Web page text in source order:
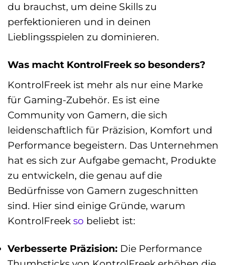
du brauchst, um deine Skills zu
perfektionieren und in deinen
Lieblingsspielen zu dominieren.
Was macht KontrolFreek so besonders?
KontrolFreek ist mehr als nur eine Marke
für Gaming-Zubehör. Es ist eine
Community von Gamern, die sich
leidenschaftlich für Präzision, Komfort und
Performance begeistern. Das Unternehmen
hat es sich zur Aufgabe gemacht, Produkte
zu entwickeln, die genau auf die
Bedürfnisse von Gamern zugeschnitten
sind. Hier sind einige Gründe, warum
KontrolFreek so beliebt ist:
Verbesserte Präzision: Die Performance